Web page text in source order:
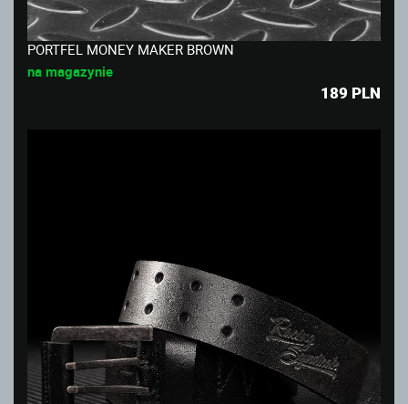
PORTFEL MONEY MAKER BROWN
na magazynie
189 PLN